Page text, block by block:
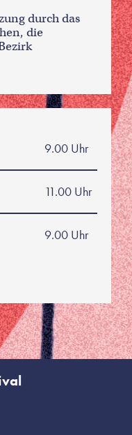
durch das
die
9.00 Uhr
11.00 Uhr
9.00 Uhr